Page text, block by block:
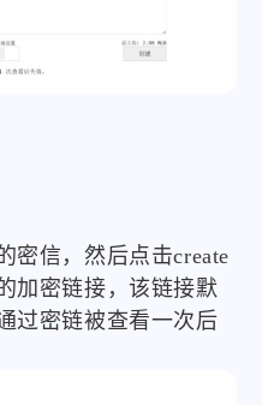
密信，然后点击create
加密链接，该链接默
过密链被查看一次后